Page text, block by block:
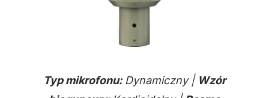
Typ mikrofonu:Dynamiczny | Wzór